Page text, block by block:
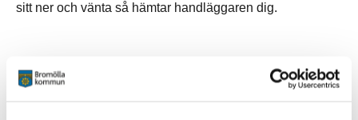
sitt ner och vänta så hämtar handläggaren dig.